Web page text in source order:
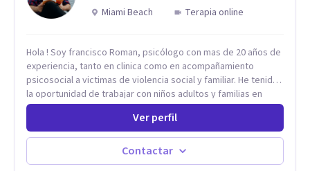
Miami Beach
Terapia online
Hola ! Soy francisco Roman, psicólogo con mas de 20 años de
experiencia, tanto en clinica como en acompañamiento
psicosocial a victimas de violencia social y familiar. He tenido
la oportunidad de trabajar con niños adultos y familias en
todos los espacios y esto me ha dado un una variedad de
aprendizajes que ahora pongo a tu disposicion. En la
actualidad puedo atenderte de manera presencial y/o virtual,
de lunes a sabado. el costo de cada sesión lo acordamos en
el primer contacto
Ver perfil
Contactar